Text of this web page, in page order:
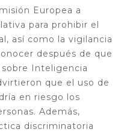
Europea a
para prohibir el
así como la vigilancia
después de que
Inteligencia
que el uso de
en riesgo los
Además,
discriminatoria